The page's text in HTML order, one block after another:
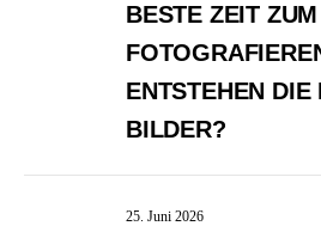
BESTE ZEIT ZUM
ENTSTEHEN DIE
BILDER?
25. Juni 2026